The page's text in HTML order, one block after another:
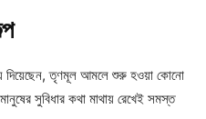
দিয়েছেন, তৃণমূল আমলে শুরু হওয়া কোনো
সুবিধার কথা মাথায় রেখেই সমস্ত